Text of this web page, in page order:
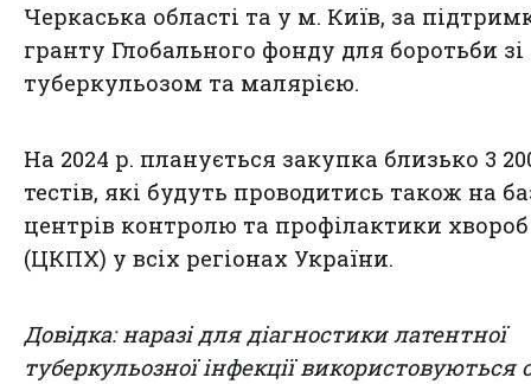
Черкаська області та у м. Київ, за
гранту Глобального фонду для боротьби
туберкульозом та малярією.
На 2024 р. планується закупка близько 3
тестів, які будуть проводитись також на
центрів контролю та профілактики хвороб
(ЦКПХ) у всіх регіонах України.
Довідка: наразі для діагностики латентної
туберкульозної інфекції використовуються